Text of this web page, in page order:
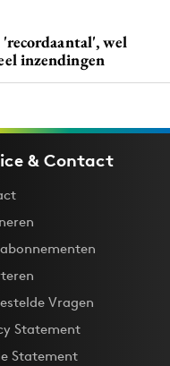
wel
inzendingen
& Contact
Vragen
Statement
Statement